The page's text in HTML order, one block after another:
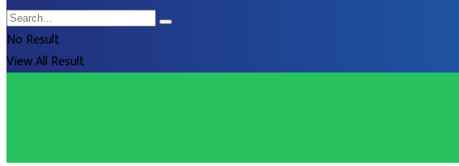
No Result
View All Result